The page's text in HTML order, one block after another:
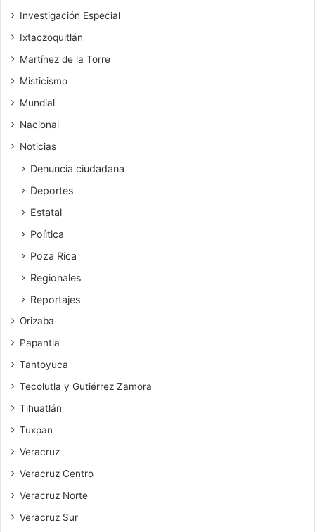
Investigación Especial
Ixtaczoquitlán
Martínez de la Torre
Misticismo
Mundial
Nacional
Noticias
Denuncia ciudadana
Deportes
Estatal
Polìtica
Poza Rica
Regionales
Reportajes
Orizaba
Papantla
Tantoyuca
Tecolutla y Gutiérrez Zamora
Tihuatlán
Tuxpan
Veracruz
Veracruz Centro
Veracruz Norte
Veracruz Sur